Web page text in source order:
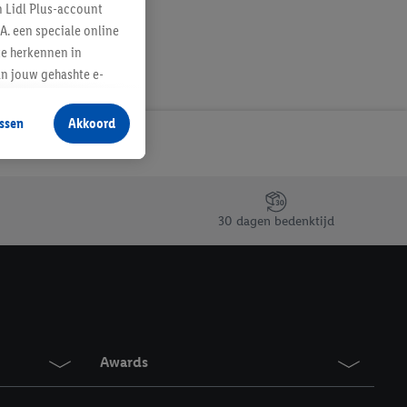
30 dagen bedenktijd
Awards
Lidl Plus-account
een speciale online
herkennen in
jouw gehashte e-
producten waarin je
te plaatsen
jouw gehashte e-
kunnen worden
vergelijkbare
Meer informatie,
Akkoord